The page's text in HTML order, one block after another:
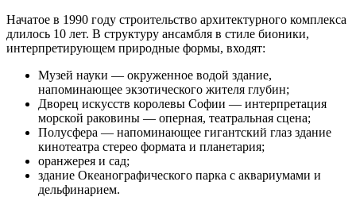
Начатое в 1990 году строительство архитектурного комплекса
длилось 10 лет. В структуру ансамбля в стиле бионики,
интерпретирующем природные формы, входят:
Музей науки — окруженное водой здание,
напоминающее экзотического жителя глубин;
Дворец искусств королевы Софии — интерпретация
морской раковины — оперная, театральная сцена;
Полусфера — напоминающее гигантский глаз здание
кинотеатра стерео формата и планетария;
оранжерея и сад;
здание Океанографического парка с аквариумами и
дельфинарием.